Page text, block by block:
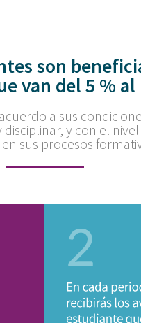
son
van del 5 % al
a sus
y con el
sus procesos